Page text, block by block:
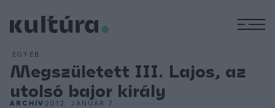
EGYÉB
Megszületett III. Lajos, az
utolsó bajor király
ARCHÍV2012. JANUÁR 7.